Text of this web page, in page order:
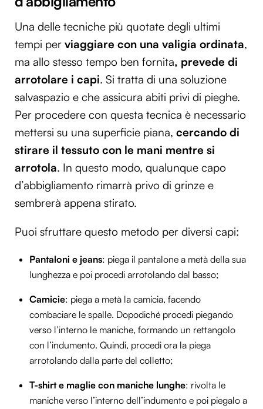
Una delle tecniche più quotate degli ultimi
tempi per viaggiare con una valigia ordinata,
ma allo stesso tempo ben fornita, prevede di
arrotolare i capi. Si tratta di una soluzione
salvaspazio e che assicura abiti privi di pieghe.
Per procedere con questa tecnica è necessario
mettersi su una superficie piana, cercando di
stirare il tessuto con le mani mentre si
arrotola. In questo modo, qualunque capo
d’abbigliamento rimarrà privo di grinze e
sembrerà appena stirato.
Puoi sfruttare questo metodo per diversi capi:
Pantaloni e jeans: piega il pantalone a metà della sua
lunghezza e poi procedi arrotolando dal basso;
Camicie: piega a metà la camicia, facendo
combaciare le spalle. Dopodiché procedi piegando
verso l’interno le maniche, formando un rettangolo
con l’indumento. Quindi, procedi ora la piega
arrotolando dalla parte del colletto;
T-shirt e maglie con maniche lunghe: rivolta le
maniche verso l’interno dell’indumento e poi piegalo a